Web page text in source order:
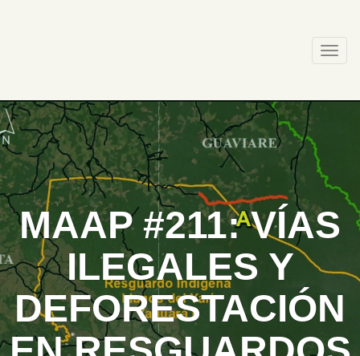
MAAP #211: VÍAS
ILEGALES Y
DEFORESTACIÓN